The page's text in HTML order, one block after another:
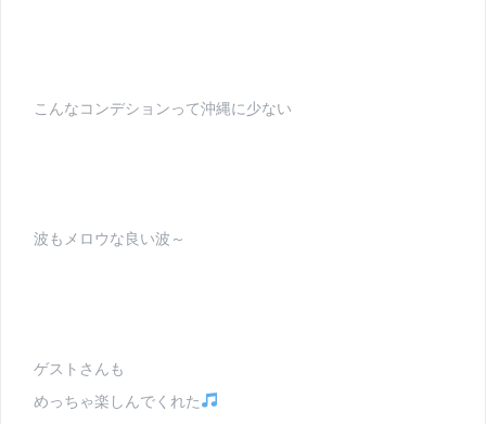
こんなコンデションって沖縄に少ない
波もメロウな良い波～
ゲストさんも
めっちゃ楽しんでくれた